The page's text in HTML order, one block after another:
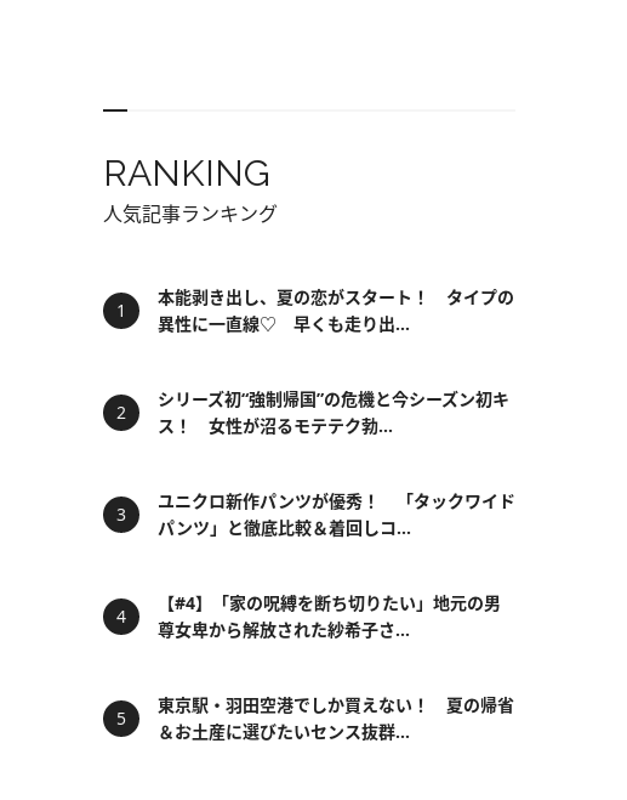
RANKING
人気記事ランキング
本能剥き出し、夏の恋がスタート！ タイプの
異性に一直線♡ 早くも走り出...
シリーズ初“強制帰国”の危機と今シーズン初キ
ス！ 女性が沼るモテテク勃...
ユニクロ新作パンツが優秀！ 「タックワイド
パンツ」と徹底比較＆着回しコ...
【#4】「家の呪縛を断ち切りたい」地元の男
尊女卑から解放された紗希子さ...
東京駅・羽田空港でしか買えない！ 夏の帰省
＆お土産に選びたいセンス抜群...